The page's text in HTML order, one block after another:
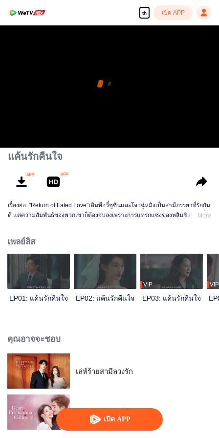
th เปิด APP
เปิด APP
แค้นรักคืนใจ
เรื่องย่อ: "Return of Fated Love"เดิมทีอวี๋ชูซินและโจวฉู่หมิงเป็นสามีภรรยาที่รักกัน
ดี แต่ความสัมพันธ์ของพวกเขาก็ต้องจบลงเพราะการแทรกแซงของหลินชิงชิง อวี๋ชู
ใจแกล้งความจำเสื่อม
More
เพลย์ลิส
EP01: แค้นรักคืนใจ EP02: แค้นรักคืนใจ
VIP
EP03: แค้นรักคืนใจ
VIP
คุณอาจจะชอบ
เล่ห์ร้ายสามีลวงรัก